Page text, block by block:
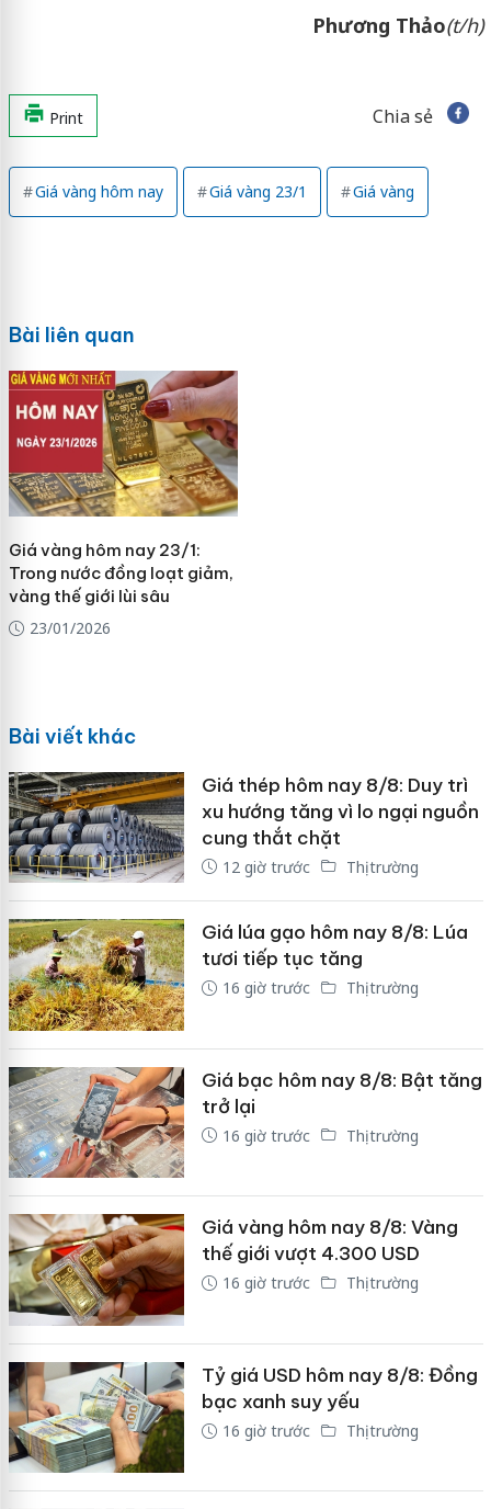
Phương Thảo(t/h)
Print Chia sẻ
Giá vàng hôm nay Giá vàng 23/1 Giá vàng
Bài liên quan
Giá vàng hôm nay 23/1:
Trong nước đồng loạt giảm,
vàng thế giới lùi sâu
23/01/2026
Bài viết khác
Giá thép hôm nay 8/8: Duy trì
xu hướng tăng vì lo ngại nguồn
cung thắt chặt
12 giờ trước Thị trường
Giá lúa gạo hôm nay 8/8: Lúa
tươi tiếp tục tăng
16 giờ trước Thị trường
Giá bạc hôm nay 8/8: Bật tăng
trở lại
16 giờ trước Thị trường
Giá vàng hôm nay 8/8: Vàng
thế giới vượt 4.300 USD
16 giờ trước Thị trường
Tỷ giá USD hôm nay 8/8: Đồng
bạc xanh suy yếu
16 giờ trước Thị trường